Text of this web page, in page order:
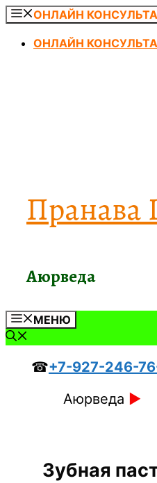
Перейти
содержимому
ОНЛАЙН
ОНЛАЙН
Аюрведа
МЕНЮ
☎+7-927-246-
Аюрведа ►
Зубная